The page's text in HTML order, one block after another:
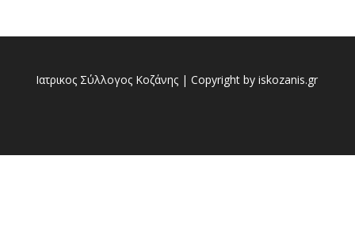
Ιατρικος Σύλλογος Κοζάνης | Copyright by iskozanis.gr